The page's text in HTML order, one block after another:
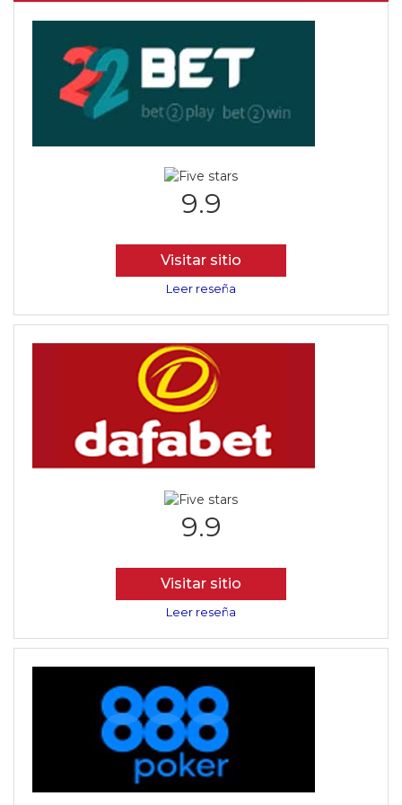
9.9
Visitar sitio
Leer reseña
9.9
Visitar sitio
Leer reseña